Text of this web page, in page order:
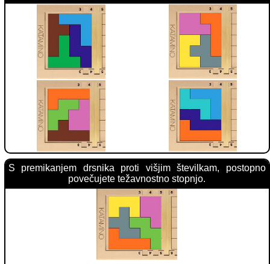
S premikanjem drsnika proti višjim številkam, postopno
povečujete težavnostno stopnjo.